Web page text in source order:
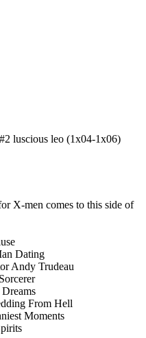
luscious leo (1x04-1x06)
X-men comes to this side of
Dating
Andy Trudeau
From Hell
Moments